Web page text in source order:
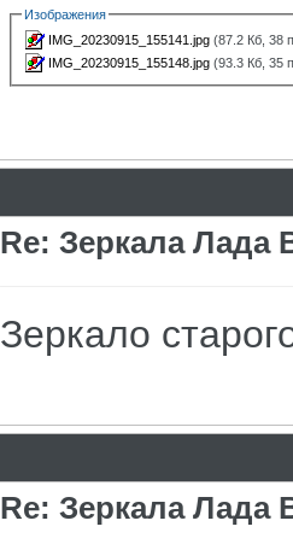
Изображения
IMG_20230915_155141.jpg (87.2 Кб, 38
IMG_20230915_155148.jpg (93.3 Кб, 35
Re: Зеркала Лада
Зеркало
Re: Зеркала Лада